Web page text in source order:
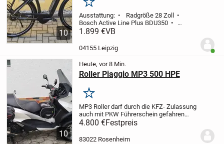
10
Merken
Ausstattung: • Radgröße 28 Zoll
•
Bosch Active Line Plus BDU350 •
Mittelmotor 250 Watt, 50 Nm
hydraul. Scheibenbremsen
Nexus-7-Gan...
1.899 €VB
04155 Leipzig
10
Heute, vor 8 Min.
Roller Piaggio MP3 500 HPE
Merken
MP3 Roller darf durch die KFZ- Zulassung
auch mit PKW Führerschein gefahren
werden.Sie fährt wunderbar und hat
wegen ihrer 45 PS auch ordentlich
Durchzug und Kraft.
4.800 €Festpreis
83022 Rosenheim